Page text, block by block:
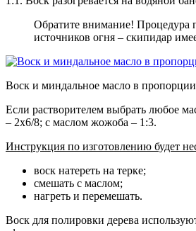
Обратите внимание! Процедура
источников огня – скипидар
Воск и миндальное масло в пропорции
Если растворителем выбрать любое
– 2х6/8; с маслом жожоба – 1:3.
Инструкция по изготовлению будет
воск натереть на терке;
смешать с маслом;
нагреть и перемешать.
Воск для полировки дерева